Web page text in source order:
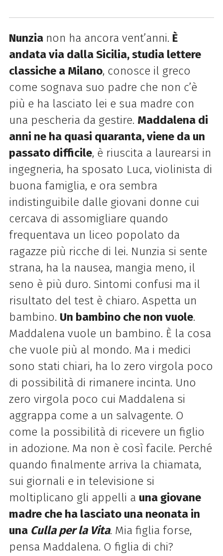
Nunzia non ha ancora vent’anni. È
andata via dalla Sicilia, studia lettere
classiche a Milano, conosce il greco
come sognava suo padre che non c’è
più e ha lasciato lei e sua madre con
una pescheria da gestire. Maddalena di
anni ne ha quasi quaranta, viene da un
passato difficile, è riuscita a laurearsi in
ingegneria, ha sposato Luca, violinista di
buona famiglia, e ora sembra
indistinguibile dalle giovani donne cui
cercava di assomigliare quando
frequentava un liceo popolato da
ragazze più ricche di lei. Nunzia si sente
strana, ha la nausea, mangia meno, il
seno è più duro. Sintomi confusi ma il
risultato del test è chiaro. Aspetta un
bambino. Un bambino che non vuole.
Maddalena vuole un bambino. È la cosa
che vuole più al mondo. Ma i medici
sono stati chiari, ha lo zero virgola poco
di possibilità di rimanere incinta. Uno
zero virgola poco cui Maddalena si
aggrappa come a un salvagente. O
come la possibilità di ricevere un figlio
in adozione. Ma non è così facile. Perché
quando finalmente arriva la chiamata,
sui giornali e in televisione si
moltiplicano gli appelli a una giovane
madre che ha lasciato una neonata in
una Culla per la Vita. Mia figlia forse,
pensa Maddalena. O figlia di chi?